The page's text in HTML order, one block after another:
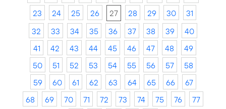
23
24 25 26 27 28 29 30
31
32
33 34 35 36 37 38 39
40
41
42 43 44 45 46 47 48
49
50
51 52 53 54 55 56 57
58
59
60 61 62 63 64 65 66
67
68
69 70 71 72 73 74 75 76
77